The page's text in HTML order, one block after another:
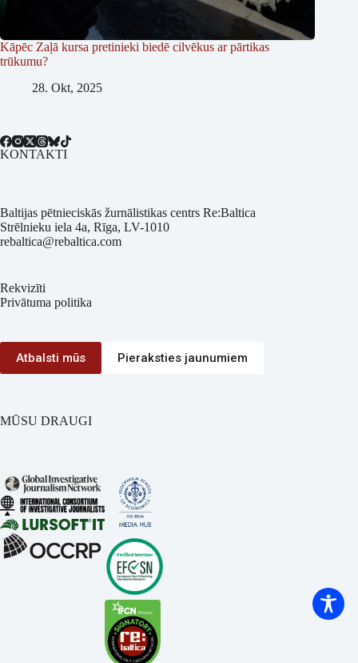
Kāpēc Zaļā kursa pretinieki biedē cilvēkus ar pārtikas
trūkumu?
28. Okt, 2025
KONTAKTI
Baltijas pētnieciskās žurnālistikas centrs Re:Baltica
Strēlnieku iela 4a, Rīga, LV-1010
rebaltica@rebaltica.com
Rekvizīti
Privātuma politika
Atbalsti mūs Pieraksties jaunumiem
MŪSU DRAUGI